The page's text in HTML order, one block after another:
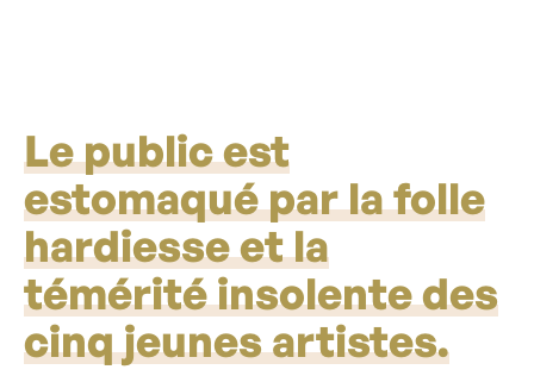
Le public est
estomaqué par la folle
hardiesse et la
témérité insolente des
cinq jeunes artistes.